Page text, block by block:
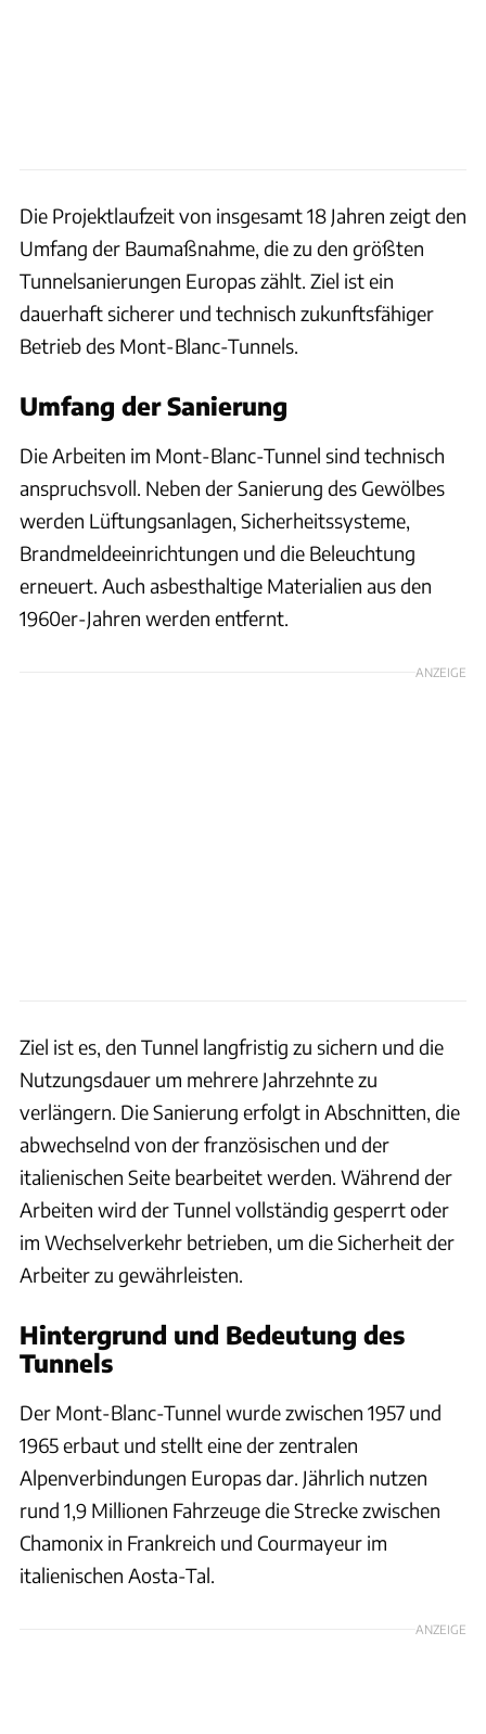
Die Projektlaufzeit von insgesamt 18 Jahren zeigt den
Umfang der Baumaßnahme, die zu den größten
Tunnelsanierungen Europas zählt. Ziel ist ein
dauerhaft sicherer und technisch zukunftsfähiger
Betrieb des Mont-Blanc-Tunnels.
Umfang der Sanierung
Die Arbeiten im Mont-Blanc-Tunnel sind technisch
anspruchsvoll. Neben der Sanierung des Gewölbes
werden Lüftungsanlagen, Sicherheitssysteme,
Brandmeldeeinrichtungen und die Beleuchtung
erneuert. Auch asbesthaltige Materialien aus den
1960er-Jahren werden entfernt.
ANZEIGE
Ziel ist es, den Tunnel langfristig zu sichern und die
Nutzungsdauer um mehrere Jahrzehnte zu
verlängern. Die Sanierung erfolgt in Abschnitten, die
abwechselnd von der französischen und der
italienischen Seite bearbeitet werden. Während der
Arbeiten wird der Tunnel vollständig gesperrt oder
im Wechselverkehr betrieben, um die Sicherheit der
Arbeiter zu gewährleisten.
Hintergrund und Bedeutung des
Tunnels
Der Mont-Blanc-Tunnel wurde zwischen 1957 und
1965 erbaut und stellt eine der zentralen
Alpenverbindungen Europas dar. Jährlich nutzen
rund 1,9 Millionen Fahrzeuge die Strecke zwischen
Chamonix in Frankreich und Courmayeur im
italienischen Aosta-Tal.
ANZEIGE